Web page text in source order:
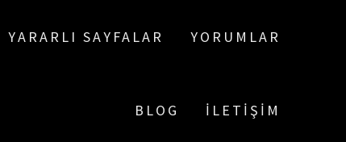
YARARLI SAYFALAR YORUMLAR
BLOG İLETIŞIM